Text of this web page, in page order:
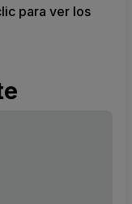
para ver los